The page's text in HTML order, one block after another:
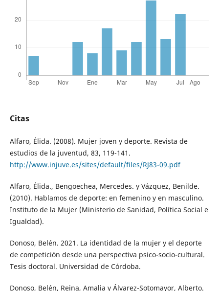
Citas
Alfaro, Élida. (2008). Mujer joven y deporte. Revista de
estudios de la juventud, 83, 119-141.
http://www.injuve.es/sites/default/files/RJ83-09.pdf
Alfaro, Élida., Bengoechea, Mercedes. y Vázquez, Benilde.
(2010). Hablamos de deporte: en femenino y en masculino.
Instituto de la Mujer (Ministerio de Sanidad, Política Social e
Igualdad).
Donoso, Belén. 2021. La identidad de la mujer y el deporte
de competición desde una perspectiva psico-socio-cultural.
Tesis doctoral. Universidad de Córdoba.
Donoso, Belén, Reina, Amalia y Álvarez-Sotomayor, Alberto.